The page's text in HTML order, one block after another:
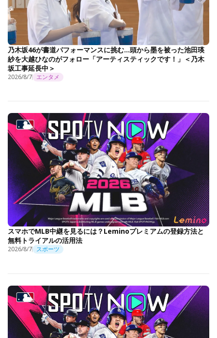
乃木坂46が書道パフォーマンスに挑む…頭から墨を被った池田瑛
紗を大越ひなのがフォロー「アーティスティックです！」＜乃木
坂工事延長中＞
2026/8/7 エンタメ
スマホでMLB中継を見るには？Leminoプレミアムの登録方法と
無料トライアルの活用法
2026/8/7 スポーツ